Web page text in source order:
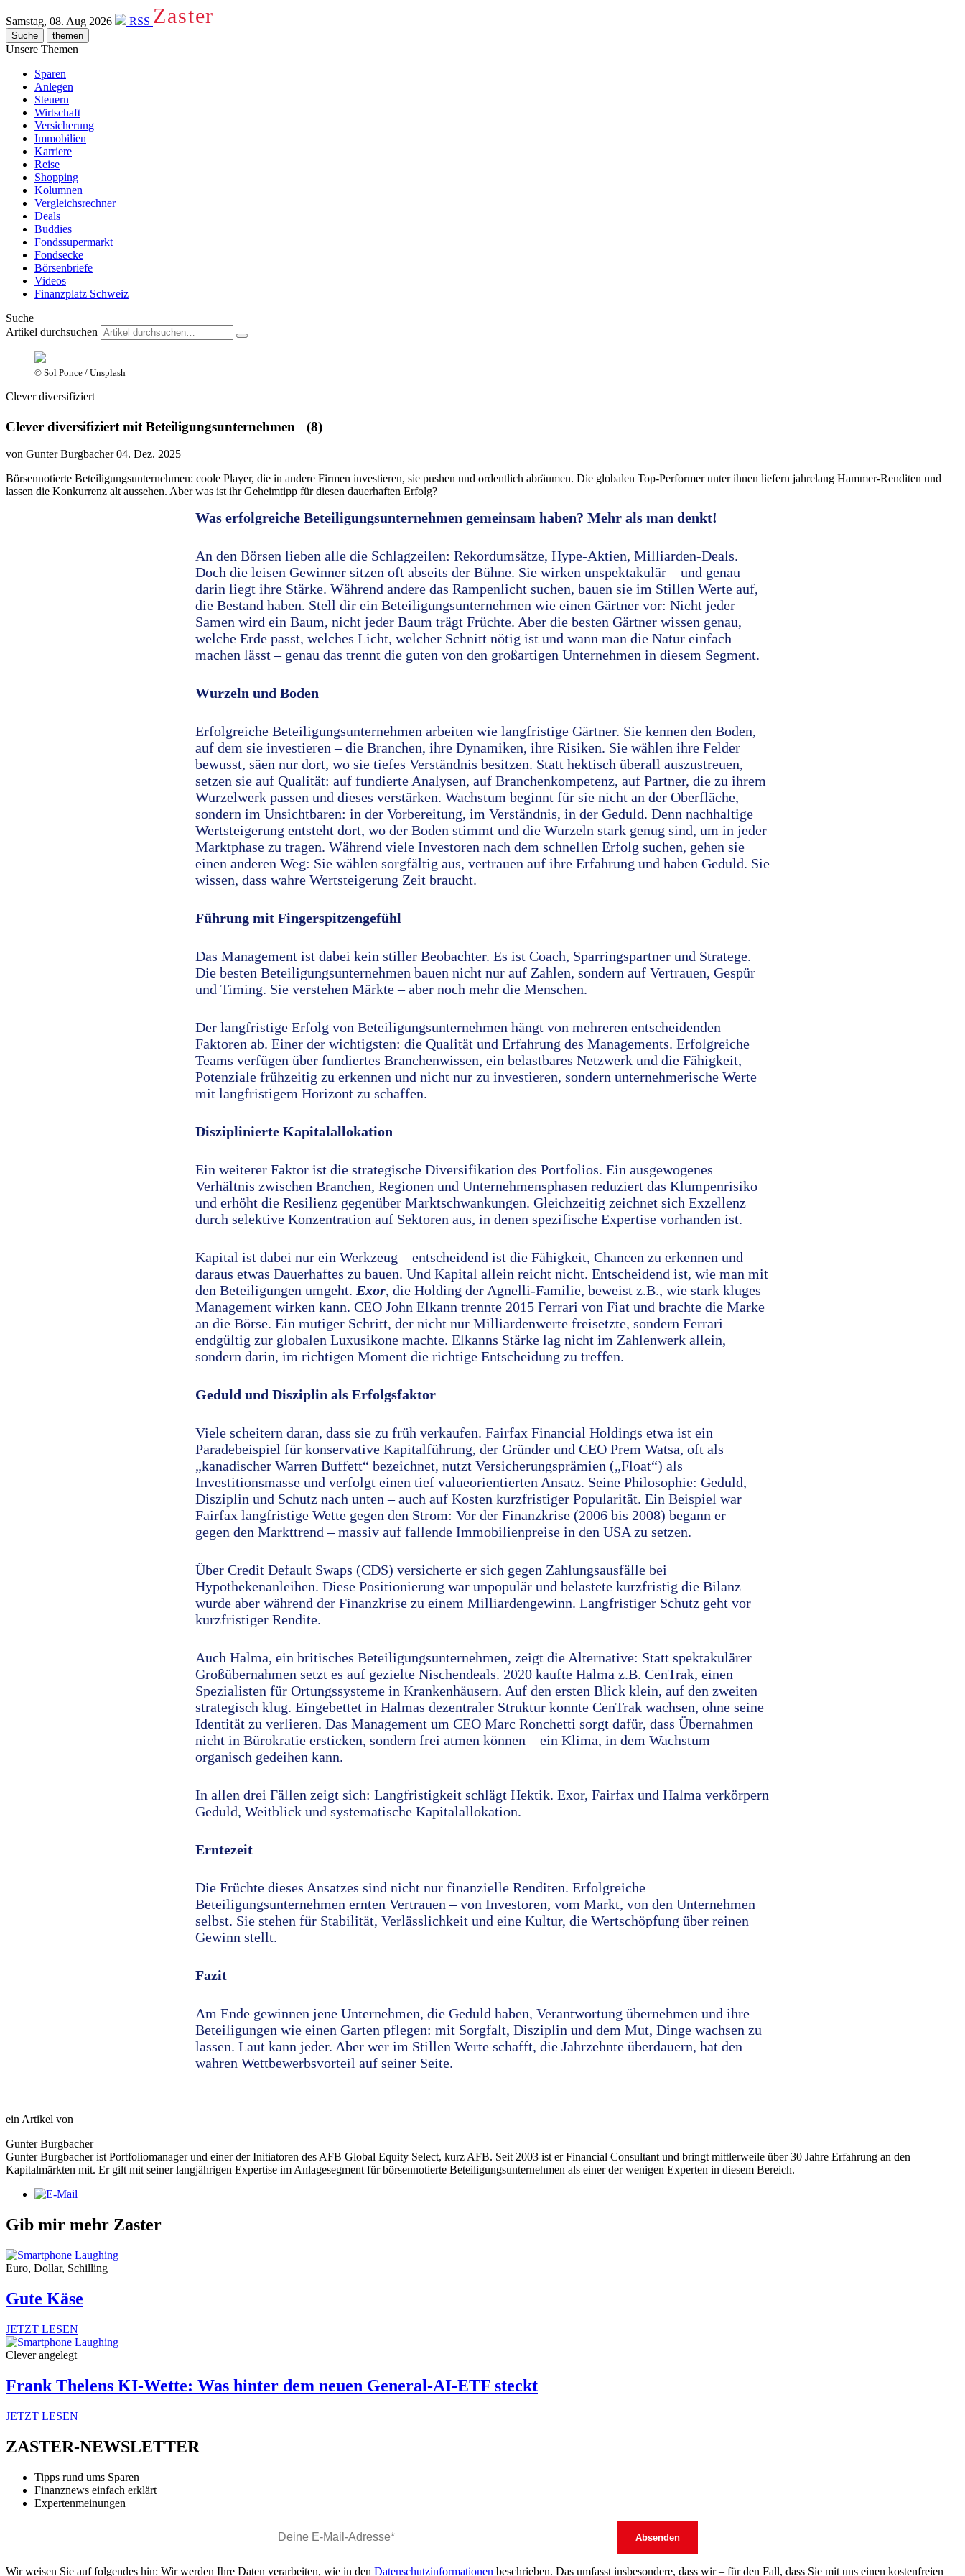
Samstag, 08. Aug 2026 RSS Zaster
Suche themen
Unsere Themen
Sparen
Anlegen
Steuern
Wirtschaft
Versicherung
Immobilien
Karriere
Reise
Shopping
Kolumnen
Vergleichsrechner
Deals
Buddies
Fondssupermarkt
Fondsecke
Börsenbriefe
Videos
Finanzplatz Schweiz
Suche
Artikel durchsuchen
© Sol Ponce / Unsplash
Clever diversifiziert
Clever diversifiziert mit Beteiligungsunternehmen (8)
von Gunter Burgbacher 04. Dez. 2025
Börsennotierte Beteiligungsunternehmen: coole Player, die in andere Firmen investieren, sie pushen und ordentlich abräumen. Die globalen Top-Performer unter ihnen liefern jahrelang Hammer-Renditen und
lassen die Konkurrenz alt aussehen. Aber was ist ihr Geheimtipp für diesen dauerhaften Erfolg?
Was erfolgreiche Beteiligungsunternehmen gemeinsam haben? Mehr als man denkt!
An den Börsen lieben alle die Schlagzeilen: Rekordumsätze, Hype-Aktien, Milliarden-Deals.
Doch die leisen Gewinner sitzen oft abseits der Bühne. Sie wirken unspektakulär – und genau
darin liegt ihre Stärke. Während andere das Rampenlicht suchen, bauen sie im Stillen Werte auf,
die Bestand haben. Stell dir ein Beteiligungsunternehmen wie einen Gärtner vor: Nicht jeder
Samen wird ein Baum, nicht jeder Baum trägt Früchte. Aber die besten Gärtner wissen genau,
welche Erde passt, welches Licht, welcher Schnitt nötig ist und wann man die Natur einfach
machen lässt – genau das trennt die guten von den großartigen Unternehmen in diesem Segment.
Wurzeln und Boden
Erfolgreiche Beteiligungsunternehmen arbeiten wie langfristige Gärtner. Sie kennen den Boden,
auf dem sie investieren – die Branchen, ihre Dynamiken, ihre Risiken. Sie wählen ihre Felder
bewusst, säen nur dort, wo sie tiefes Verständnis besitzen. Statt hektisch überall auszustreuen,
setzen sie auf Qualität: auf fundierte Analysen, auf Branchenkompetenz, auf Partner, die zu ihrem
Wurzelwerk passen und dieses verstärken. Wachstum beginnt für sie nicht an der Oberfläche,
sondern im Unsichtbaren: in der Vorbereitung, im Verständnis, in der Geduld. Denn nachhaltige
Wertsteigerung entsteht dort, wo der Boden stimmt und die Wurzeln stark genug sind, um in jeder
Marktphase zu tragen. Während viele Investoren nach dem schnellen Erfolg suchen, gehen sie
einen anderen Weg: Sie wählen sorgfältig aus, vertrauen auf ihre Erfahrung und haben Geduld. Sie
wissen, dass wahre Wertsteigerung Zeit braucht.
Führung mit Fingerspitzengefühl
Das Management ist dabei kein stiller Beobachter. Es ist Coach, Sparringspartner und Stratege.
Die besten Beteiligungsunternehmen bauen nicht nur auf Zahlen, sondern auf Vertrauen, Gespür
und Timing. Sie verstehen Märkte – aber noch mehr die Menschen.
Der langfristige Erfolg von Beteiligungsunternehmen hängt von mehreren entscheidenden
Faktoren ab. Einer der wichtigsten: die Qualität und Erfahrung des Managements. Erfolgreiche
Teams verfügen über fundiertes Branchenwissen, ein belastbares Netzwerk und die Fähigkeit,
Potenziale frühzeitig zu erkennen und nicht nur zu investieren, sondern unternehmerische Werte
mit langfristigem Horizont zu schaffen.
Disziplinierte Kapitalallokation
Ein weiterer Faktor ist die strategische Diversifikation des Portfolios. Ein ausgewogenes
Verhältnis zwischen Branchen, Regionen und Unternehmensphasen reduziert das Klumpenrisiko
und erhöht die Resilienz gegenüber Marktschwankungen. Gleichzeitig zeichnet sich Exzellenz
durch selektive Konzentration auf Sektoren aus, in denen spezifische Expertise vorhanden ist.
Kapital ist dabei nur ein Werkzeug – entscheidend ist die Fähigkeit, Chancen zu erkennen und
daraus etwas Dauerhaftes zu bauen. Und Kapital allein reicht nicht. Entscheidend ist, wie man mit
den Beteiligungen umgeht. Exor, die Holding der Agnelli-Familie, beweist z.B., wie stark kluges
Management wirken kann. CEO John Elkann trennte 2015 Ferrari von Fiat und brachte die Marke
an die Börse. Ein mutiger Schritt, der nicht nur Milliardenwerte freisetzte, sondern Ferrari
endgültig zur globalen Luxusikone machte. Elkanns Stärke lag nicht im Zahlenwerk allein,
sondern darin, im richtigen Moment die richtige Entscheidung zu treffen.
Geduld und Disziplin als Erfolgsfaktor
Viele scheitern daran, dass sie zu früh verkaufen. Fairfax Financial Holdings etwa ist ein
Paradebeispiel für konservative Kapitalführung, der Gründer und CEO Prem Watsa, oft als
„kanadischer Warren Buffett“ bezeichnet, nutzt Versicherungsprämien („Float“) als
Investitionsmasse und verfolgt einen tief valueorientierten Ansatz. Seine Philosophie: Geduld,
Disziplin und Schutz nach unten – auch auf Kosten kurzfristiger Popularität. Ein Beispiel war
Fairfax langfristige Wette gegen den Strom: Vor der Finanzkrise (2006 bis 2008) begann er –
gegen den Markttrend – massiv auf fallende Immobilienpreise in den USA zu setzen.
Über Credit Default Swaps (CDS) versicherte er sich gegen Zahlungsausfälle bei
Hypothekenanleihen. Diese Positionierung war unpopulär und belastete kurzfristig die Bilanz –
wurde aber während der Finanzkrise zu einem Milliardengewinn. Langfristiger Schutz geht vor
kurzfristiger Rendite.
Auch Halma, ein britisches Beteiligungsunternehmen, zeigt die Alternative: Statt spektakulärer
Großübernahmen setzt es auf gezielte Nischendeals. 2020 kaufte Halma z.B. CenTrak, einen
Spezialisten für Ortungssysteme in Krankenhäusern. Auf den ersten Blick klein, auf den zweiten
strategisch klug. Eingebettet in Halmas dezentraler Struktur konnte CenTrak wachsen, ohne seine
Identität zu verlieren. Das Management um CEO Marc Ronchetti sorgt dafür, dass Übernahmen
nicht in Bürokratie ersticken, sondern frei atmen können – ein Klima, in dem Wachstum
organisch gedeihen kann.
In allen drei Fällen zeigt sich: Langfristigkeit schlägt Hektik. Exor, Fairfax und Halma verkörpern
Geduld, Weitblick und systematische Kapitalallokation.
Erntezeit
Die Früchte dieses Ansatzes sind nicht nur finanzielle Renditen. Erfolgreiche
Beteiligungsunternehmen ernten Vertrauen – von Investoren, vom Markt, von den Unternehmen
selbst. Sie stehen für Stabilität, Verlässlichkeit und eine Kultur, die Wertschöpfung über reinen
Gewinn stellt.
Fazit
Am Ende gewinnen jene Unternehmen, die Geduld haben, Verantwortung übernehmen und ihre
Beteiligungen wie einen Garten pflegen: mit Sorgfalt, Disziplin und dem Mut, Dinge wachsen zu
lassen. Laut kann jeder. Aber wer im Stillen Werte schafft, die Jahrzehnte überdauern, hat den
wahren Wettbewerbsvorteil auf seiner Seite.
ein Artikel von
Gunter Burgbacher
Gunter Burgbacher ist Portfoliomanager und einer der Initiatoren des AFB Global Equity Select, kurz AFB. Seit 2003 ist er Financial Consultant und bringt mittlerweile über 30 Jahre Erfahrung an den
Kapitalmärkten mit. Er gilt mit seiner langjährigen Expertise im Anlagesegment für börsennotierte Beteiligungsunternehmen als einer der wenigen Experten in diesem Bereich.
Gib mir mehr Zaster
Euro, Dollar, Schilling
Gute Käse
JETZT LESEN
Clever angelegt
Frank Thelens KI-Wette: Was hinter dem neuen General-AI-ETF steckt
JETZT LESEN
ZASTER-NEWSLETTER
Tipps rund ums Sparen
Finanznews einfach erklärt
Expertenmeinungen
Wir weisen Sie auf folgendes hin: Wir werden Ihre Daten verarbeiten, wie in den Datenschutzinformationen beschrieben. Das umfasst insbesondere, dass wir – für den Fall, dass Sie mit uns einen kostenfreien